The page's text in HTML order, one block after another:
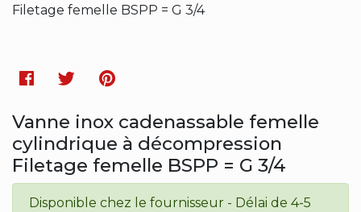
Filetage femelle BSPP = G 3/4
Facebook
TwitterPinterest
Vanne inox cadenassable femelle
cylindrique à décompression
Filetage femelle BSPP = G 3/4
Disponible chez le fournisseur - Délai de 4-5